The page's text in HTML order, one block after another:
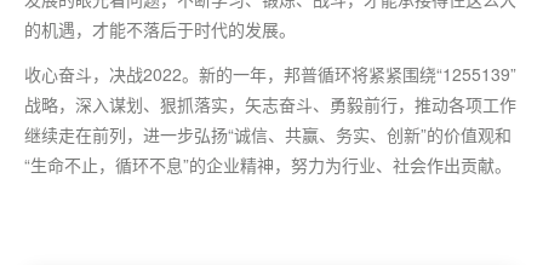
的机遇，才能不落后于时代的发展。
收心奋斗，决战2022。新的一年，邦普循环将紧紧围绕“1255139”
战略，深入谋划、狠抓落实，矢志奋斗、勇毅前行，推动各项工作
继续走在前列，进一步弘扬“诚信、共赢、务实、创新”的价值观和
“生命不止，循环不息”的企业精神，努力为行业、社会作出贡献。